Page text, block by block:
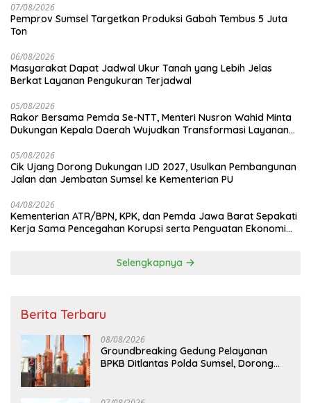
07/08/2026
Pemprov Sumsel Targetkan Produksi Gabah Tembus 5 Juta
Ton
06/08/2026
Masyarakat Dapat Jadwal Ukur Tanah yang Lebih Jelas
Berkat Layanan Pengukuran Terjadwal
05/08/2026
Rakor Bersama Pemda Se-NTT, Menteri Nusron Wahid Minta
Dukungan Kepala Daerah Wujudkan Transformasi Layanan
05/08/2026
Cik Ujang Dorong Dukungan IJD 2027, Usulkan Pembangunan
Jalan dan Jembatan Sumsel ke Kementerian PU
04/08/2026
Kementerian ATR/BPN, KPK, dan Pemda Jawa Barat Sepakati
Kerja Sama Pencegahan Korupsi serta Penguatan Ekonomi
Selengkapnya
Berita Terbaru
08/08/2026
Groundbreaking Gedung Pelayanan
BPKB Ditlantas Polda Sumsel, Dorong